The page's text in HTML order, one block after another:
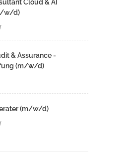
Cloud & AI
w/d)​
& Assurance -
(m/w/d)
(m/w/d)